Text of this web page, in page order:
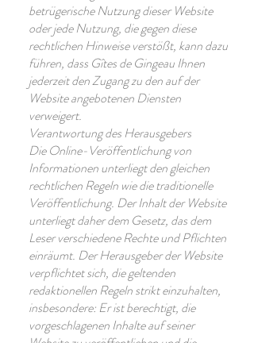
betrügerische Nutzung dieser Website
oder jede Nutzung, die gegen diese
rechtlichen Hinweise verstößt, kann dazu
führen, dass Gîtes de Gingeau Ihnen
jederzeit den Zugang zu den auf der
Website angebotenen Diensten
verweigert.
Verantwortung des Herausgebers
Die Online-Veröffentlichung von
Informationen unterliegt den gleichen
rechtlichen Regeln wie die traditionelle
Veröffentlichung. Der Inhalt der Website
unterliegt daher dem Gesetz, das dem
Leser verschiedene Rechte und Pflichten
einräumt. Der Herausgeber der Website
verpflichtet sich, die geltenden
redaktionellen Regeln strikt einzuhalten,
insbesondere: Er ist berechtigt, die
vorgeschlagenen Inhalte auf seiner